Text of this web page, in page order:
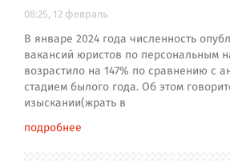
08:25, 12 февраль
В январе 2024 года численность
вакансий юристов по персональным
возрастило на 147% по сравнению с
стадием былого года. Об этом
изыскании(жрать в
подробнее